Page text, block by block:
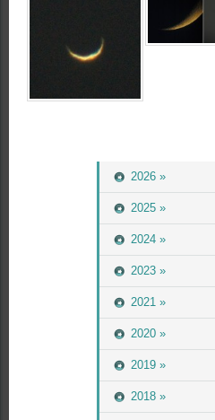
2026 »
2025 »
2024 »
2023 »
2021 »
2020 »
2019 »
2018 »